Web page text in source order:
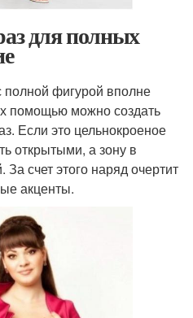
для полных
полной фигурой вполне
помощью можно создать
Если это цельнокроеное
открытыми, а зону в
За счет этого наряд очертит
акценты.